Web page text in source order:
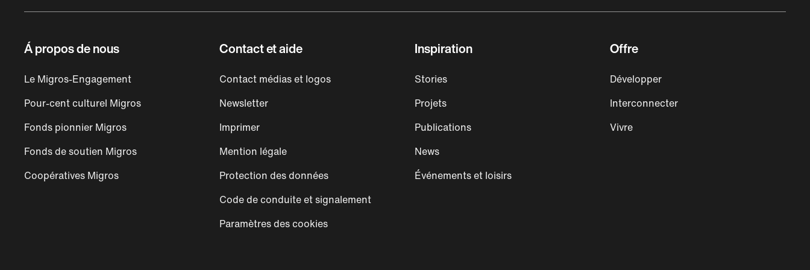
Á propos de nous
Le Migros-Engagement
Pour-cent culturel Migros
Fonds pionnier Migros
Fonds de soutien Migros
Coopératives Migros
Contact et aide
Contact médias et logos
Newsletter
Imprimer
Mention légale
Protection des données
Code de conduite et signalement
Paramètres des cookies
Inspiration
Stories
Projets
Publications
News
Événements et loisirs
Offre
Développer
Interconnecter
Vivre